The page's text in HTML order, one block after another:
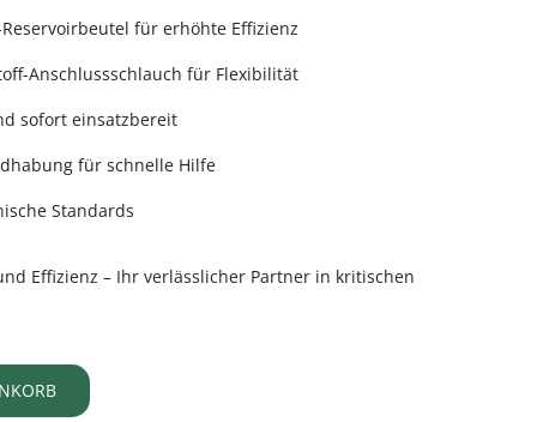
für erhöhte Effizienz
Anschlussschlauch für Flexibilität
sofort einsatzbereit
für schnelle Hilfe
Standards
Effizienz – Ihr verlässlicher Partner in kritischen